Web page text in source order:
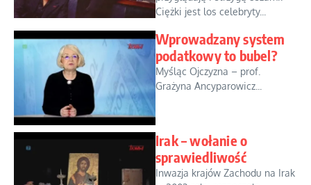
Ciężki jest los celebryty...
Wprowadzany system
podatkowy to bubel?
Myśląc Ojczyzna – prof.
Grażyna Ancyparowicz...
Irak – wołanie o
sprawiedliwość
Inwazja krajów Zachodu na Irak